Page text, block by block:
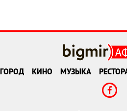
ГОРОД КИНО МУЗЫКА